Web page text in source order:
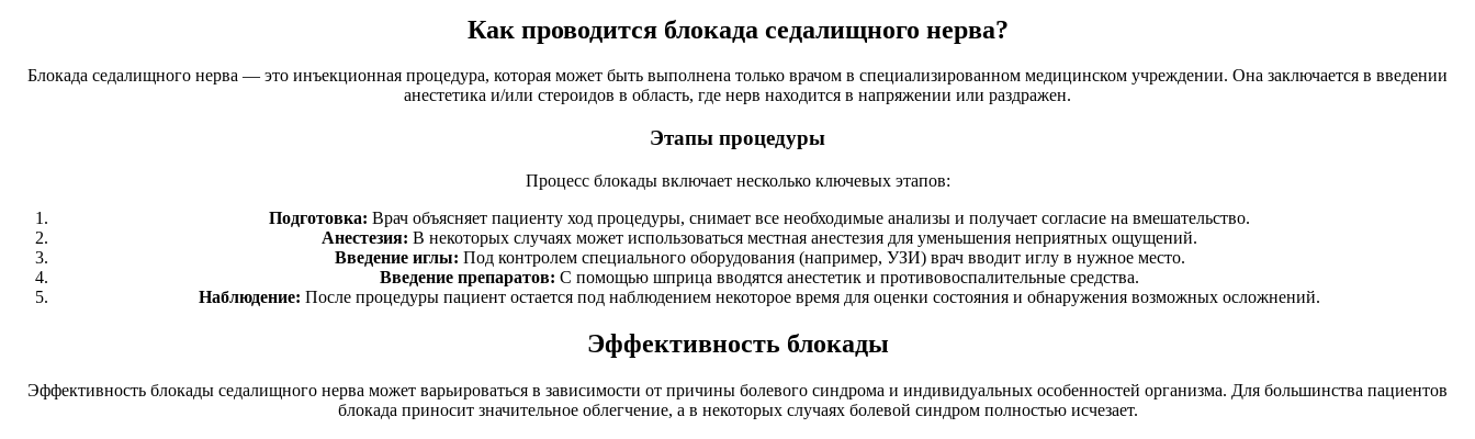
Как проводится блокада седалищного нерва?
Блокада седалищного нерва — это инъекционная процедура, которая может быть выполнена только врачом в специализированном медицинском учреждении. Она заключается в введении
анестетика и/или стероидов в область, где нерв находится в напряжении или раздражен.
Этапы процедуры
Процесс блокады включает несколько ключевых этапов:
Подготовка: Врач объясняет пациенту ход процедуры, снимает все необходимые анализы и получает согласие на вмешательство.
Анестезия: В некоторых случаях может использоваться местная анестезия для уменьшения неприятных ощущений.
Введение иглы: Под контролем специального оборудования (например, УЗИ) врач вводит иглу в нужное место.
Введение препаратов: С помощью шприца вводятся анестетик и противовоспалительные средства.
Наблюдение: После процедуры пациент остается под наблюдением некоторое время для оценки состояния и обнаружения возможных осложнений.
Эффективность блокады
Эффективность блокады седалищного нерва может варьироваться в зависимости от причины болевого синдрома и индивидуальных особенностей организма. Для большинства пациентов
блокада приносит значительное облегчение, а в некоторых случаях болевой синдром полностью исчезает.